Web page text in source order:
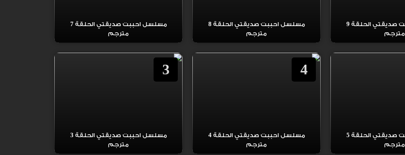
مسلسل احببت صديقتي الحلقة 9
مترجم
مسلسل احببت صديقتي الحلقة 8
مترجم
مسلسل احببت صديقتي الحلقة 7
مترجم
مسلسل احببت صديقتي الحلقة 5
مترجم
4
مسلسل احببت صديقتي الحلقة 4
مترجم
3
مسلسل احببت صديقتي الحلقة 3
مترجم